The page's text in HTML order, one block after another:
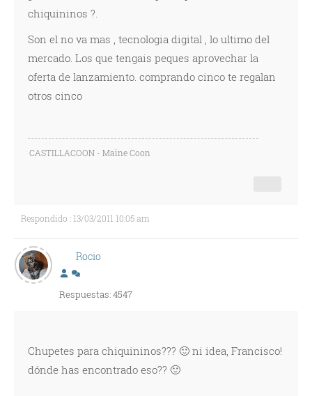
chiquininos ?.
Son el no va mas , tecnologia digital , lo ultimo del
mercado. Los que tengais peques aprovechar la
oferta de lanzamiento. comprando cinco te regalan
otros cinco
CASTILLACOON - Maine Coon
Respondido : 13/03/2011 10:05 am
Rocio
Respuestas: 4547
Chupetes para chiquininos??? 🙂 ni idea, Francisco!
dónde has encontrado eso?? 🙂